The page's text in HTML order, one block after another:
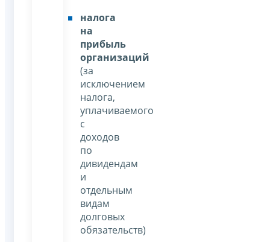
налога
на
прибыль
организаций
(за
исключением
налога,
уплачиваемого
с
доходов
по
дивидендам
и
отдельным
видам
долговых
обязательств)